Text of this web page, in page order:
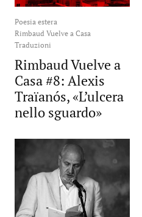
Poesia estera
Rimbaud Vuelve a Casa
Traduzioni
Rimbaud Vuelve a
Casa #8: Alexis
Traïanós, «L’ulcera
nello sguardo»